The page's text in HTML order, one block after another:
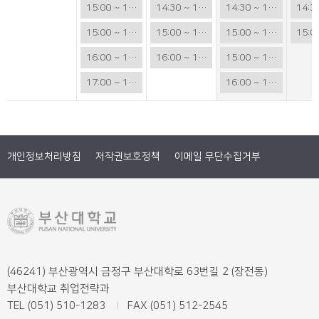
15:00 ~ 15:50
15:00 ~ 15:50
16:00 ~ 16:50
17:00 ~ 17:50
14:30 ~ 15:20
15:00 ~ 15:50
16:00 ~ 16:50
14:30 ~ 15:20
15:00 ~ 15:50
15:00 ~ 15:50
16:00 ~ 16:50
개인정보처리방침 저작권보호정책 이메일 무단수집거부
(46241) 부산광역시 금정구 부산대학로 63번길 2 (장전동)
부산대학교 취업전략과
TEL (051) 510-1283
FAX (051) 512-2545